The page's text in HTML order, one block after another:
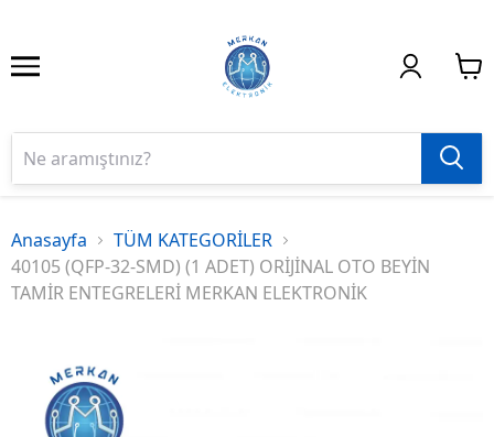
Anasayfa
TÜM KATEGORİLER
40105 (QFP-32-SMD) (1 ADET) ORİJİNAL OTO BEYİN
TAMİR ENTEGRELERİ MERKAN ELEKTRONİK